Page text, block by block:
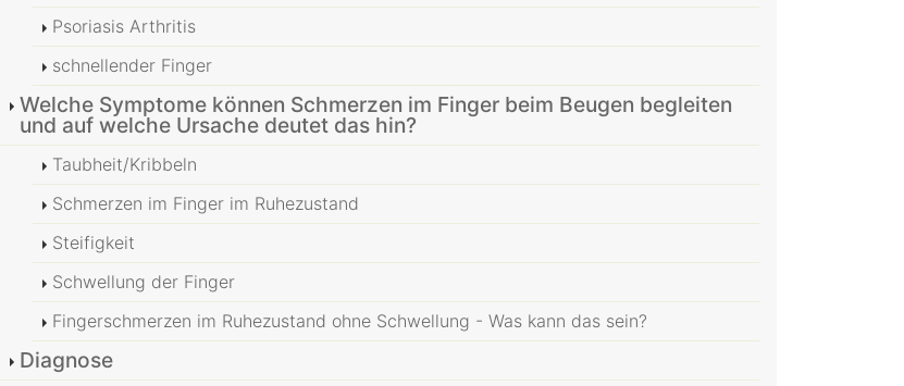
Psoriasis Arthritis
schnellender Finger
Welche Symptome können Schmerzen im Finger beim Beugen begleiten
und auf welche Ursache deutet das hin?
Taubheit/Kribbeln
Schmerzen im Finger im Ruhezustand
Steifigkeit
Schwellung der Finger
Fingerschmerzen im Ruhezustand ohne Schwellung - Was kann das sein?
Diagnose